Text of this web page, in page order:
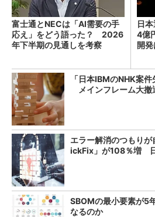
富士通とNECは「AI需要の手
応え」をどう語った？ 2026
年下半期の見通しを考察
日
4億
開
「日本IBMのNHK案
メインフレーム大撤
エラー解消のつもり
ickFix」が108％増
SBOMの最小要素が5
なるのか